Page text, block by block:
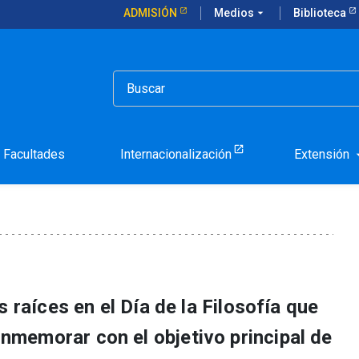
ADMISIÓN Medios arrow_drop_down Biblioteca
Facultades Internacionalización Extensión
de la Filosofía
raíces en el Día de la Filosofía que
con el objetivo principal de